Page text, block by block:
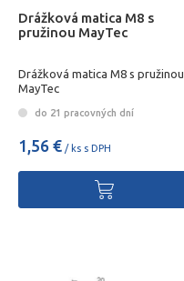
Drážková matica M8 s
pružinou MayTec
Drážková matica M8 s pružinou
MayTec
do 21 pracovných dní
1,56 € / ks s DPH